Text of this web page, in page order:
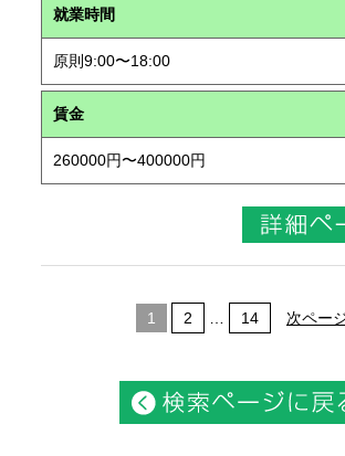
就業時間
原則9:00〜18:00
賃金
260000円〜400000円
1 2 14 次ペー